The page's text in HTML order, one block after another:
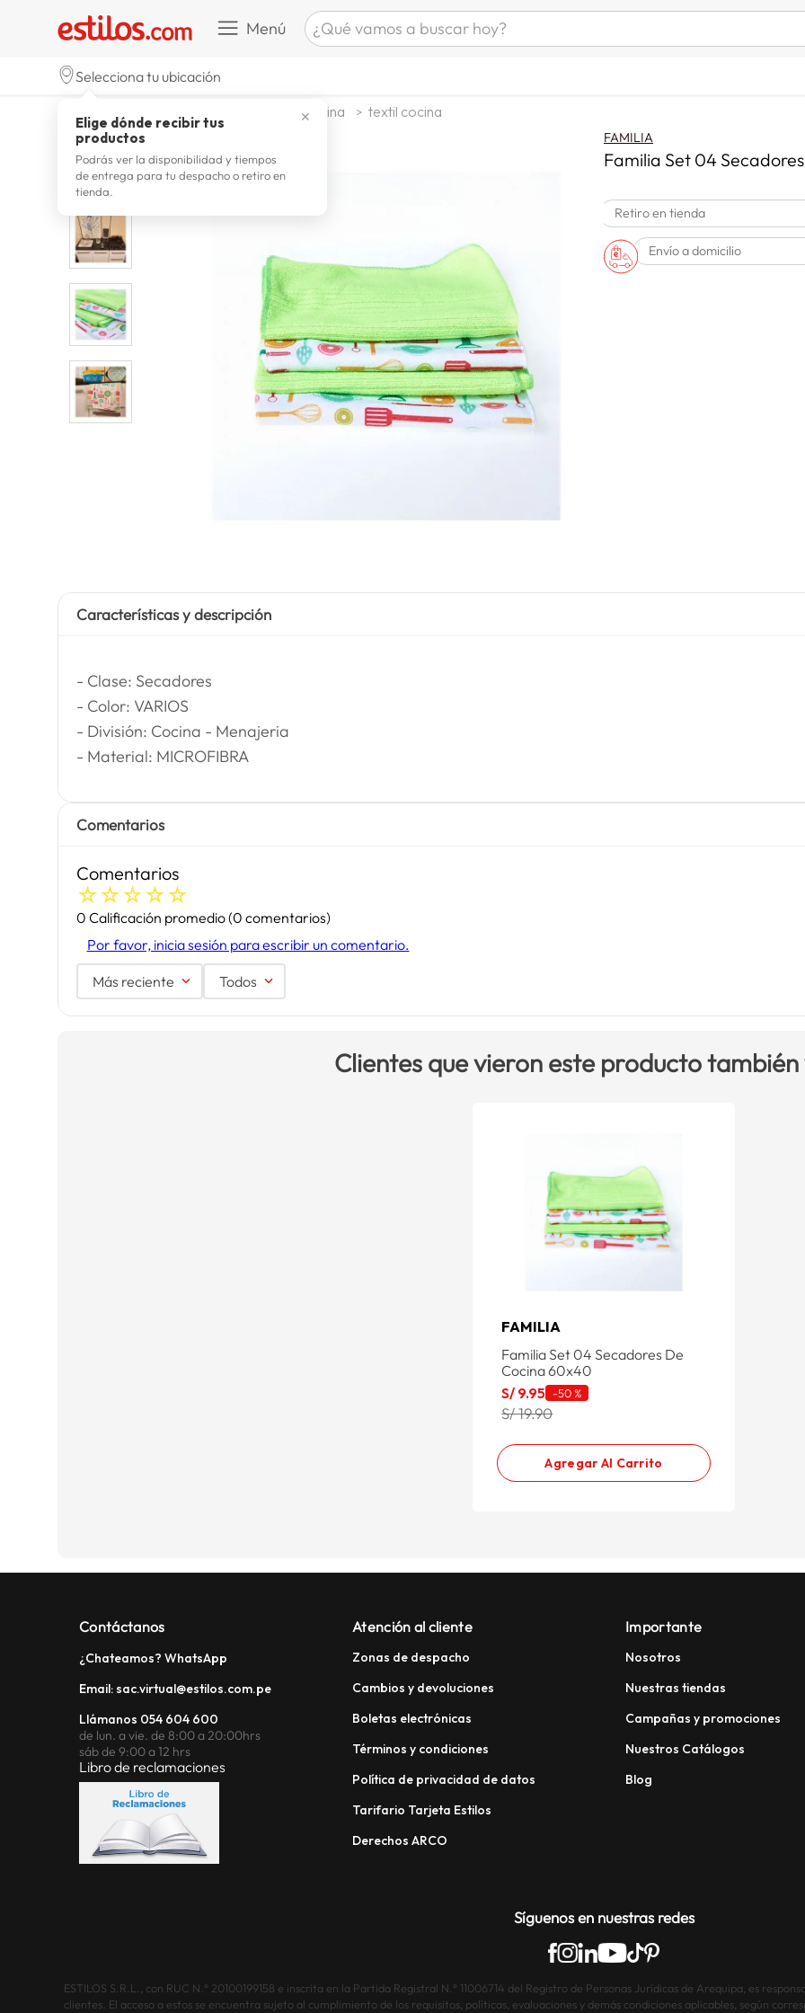
Menú ¿Qué vamos a buscar hoy?
7.
terrex
9. lavadora
10. spiderman
Selecciona tu ubicación
✕
Elige dónde recibir tus
productos
Podrás ver la disponibilidad y tiempos
de entrega para tu despacho o retiro en
tienda.
menaje cocina textil cocina
FAMILIA
Familia Set 04
Retiro en tienda
Envío a domicilio
Características y descripción
- Clase: Secadores
- Color: VARIOS
- División: Cocina - Menajeria
- Material: MICROFIBRA
Comentarios
Comentarios
☆☆☆☆☆
0 Calificación promedio(0 comentarios)
Por favor, inicia sesión para escribir un comentario.
Más reciente Todos
Clientes que vieron este producto
FAMILIA
Familia Set 04 Secadores De
Cocina 60x40
S/ 9.95 -50 %
S/ 19.90
Agregar Al Carrito
Contáctanos
¿Chateamos? WhatsApp
Email: sac.virtual@estilos.com.pe
Llámanos 054 604 600
de lun. a vie. de 8:00 a 20:00hrs
sáb de 9:00 a 12 hrs
Libro de reclamaciones
Atención al cliente
Zonas de despacho
Cambios y devoluciones
Boletas electrónicas
Términos y condiciones
Política de privacidad de datos
Tarifario Tarjeta Estilos
Derechos ARCO
Importante
Nosotros
Nuestras tiendas
Campañas y promociones
Nuestros Catálogos
Blog
Síguenos en nuestras redes
ESTILOS S.R.L., con RUC N.° 20100199158 e inscrita en la Partida Registral N.° 11006714 del Registro de Personas Jurídicas de Arequipa, es
clientes. El acceso a estos se encuentra sujeto al cumplimiento de los requisitos, políticas, evaluaciones y demás condiciones aplicables, según